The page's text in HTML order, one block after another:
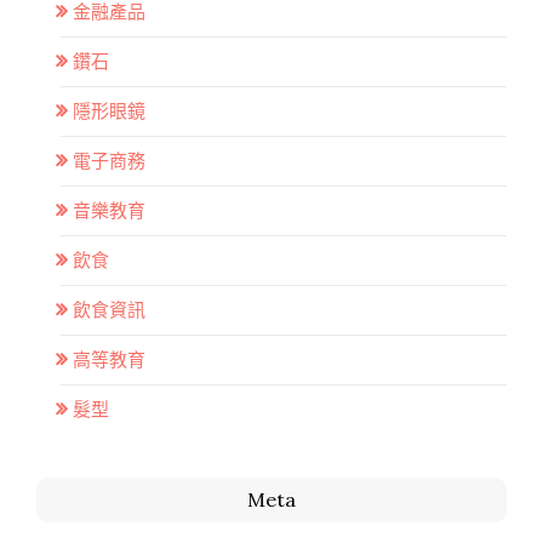
金融產品
鑽石
隱形眼鏡
電子商務
音樂教育
飲食
飲食資訊
高等教育
髮型
Meta